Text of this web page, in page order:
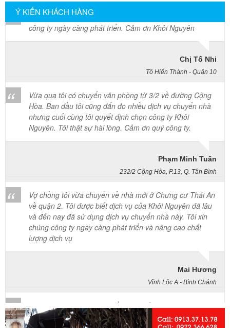
hoàn thành nhanh gọn ngay trong ngày luôn là thách thức lớn đối
nhà Khôi Nguyên cung cấp giải pháp chuyển nhà trọn gói chuyên
nghiệp với tiến độ thi công thần tốc và chất lượng bọc lót bảo vệ tài
nhận bảng báo giá ưu đãi tốt nhất hãy gọi ngay hotline hoạt động
liên tục $24/7$ qua số 0913 371 378 or 0972 366 628 để nhận
Ý KIẾN KHÁCH HÀNG
công ty ngày càng phát triển. Cảm ơn Khôi Nguyên
Vừa qua tôi có chuyển văn phòng từ 3/2 về đường Cộng
nhưng cuối cùng tôi quyết định chọn công ty Khôi
Nguyên. Tôi thật sự hài lòng. Cảm ơn quý công ty.
Vợ chồng tôi vừa chuyển về nhà mới ở Chưng cư Thái An
và đến nay đã sử dụng dịch vụ chuyển nhà này. Tôi xin
chúng công ty ngày càng phát triển và nâng cao chất
lượng dịch vụ
Công ty Khôi Nguyên chuyển hàng của cô bao bọc đóng
Cô Loan